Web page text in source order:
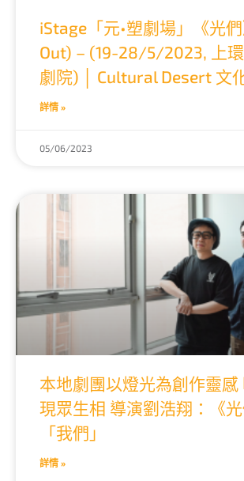
iStage「元•塑劇場」《光
Out) – (19-28/5/2023, 上
劇院) │ Cultural Desert 文
詳情 »
05/06/2023
本地劇團以燈光為創作靈感
現眾生相 導演劉浩翔：《
「我們」
詳情 »